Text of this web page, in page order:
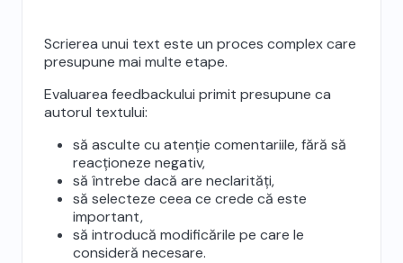
Scrierea unui text este un proces complex care
presupune mai multe etape.
Evaluarea feedbackului primit presupune ca
autorul textului:
să asculte cu atenție comentariile, fără să
reacționeze negativ,
să întrebe dacă are neclarități,
să selecteze ceea ce crede că este
important,
să introducă modificările pe care le
consideră necesare.